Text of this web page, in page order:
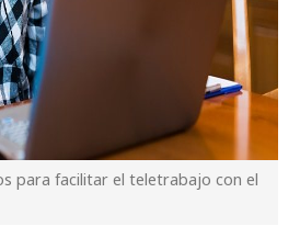
para facilitar el teletrabajo con el